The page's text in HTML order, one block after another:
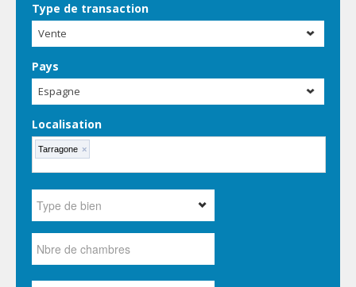
Type de transaction
Vente
Pays
Espagne
Localisation
Tarragone ×